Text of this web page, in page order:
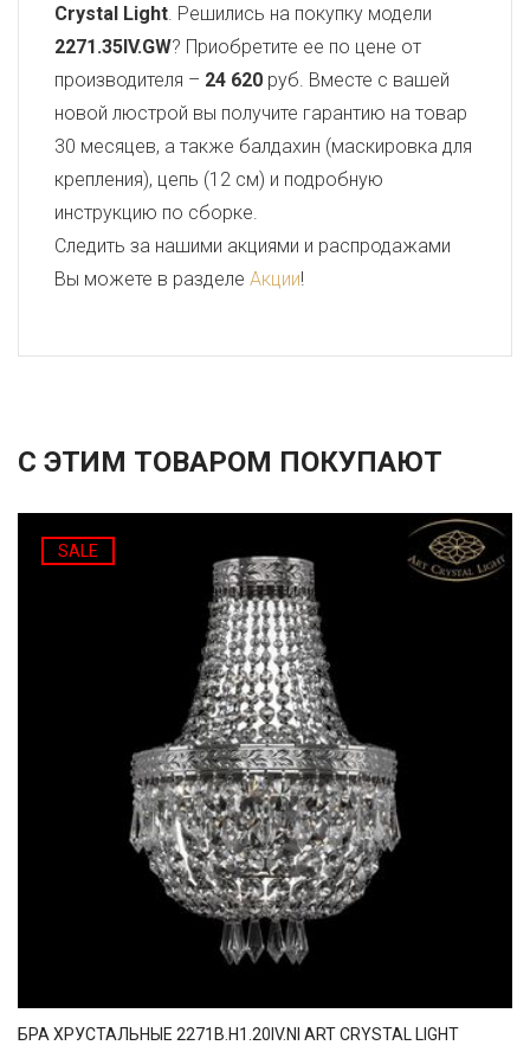
Crystal Light. Решились на покупку модели
2271.35IV.GW? Приобретите ее по цене от
производителя – 24 620 руб. Вместе с вашей
новой люстрой вы получите гарантию на товар
30 месяцев, а также балдахин (маскировка для
крепления), цепь (12 см) и подробную
инструкцию по сборке.
Следить за нашими акциями и распродажами
Вы можете в разделе Акции!
С ЭТИМ ТОВАРОМ ПОКУПАЮТ
SALE
БРА ХРУСТАЛЬНЫЕ 2271B.H1.20IV.NI ART CRYSTAL LIGHT